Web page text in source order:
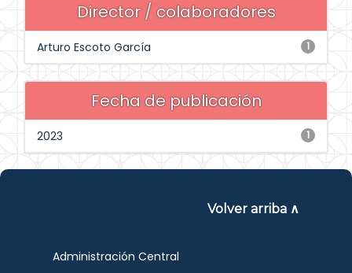
Director / colaboradores
1
Arturo Escoto García
Fecha de publicación
1
2023
Volver arriba ∧
Administración Central